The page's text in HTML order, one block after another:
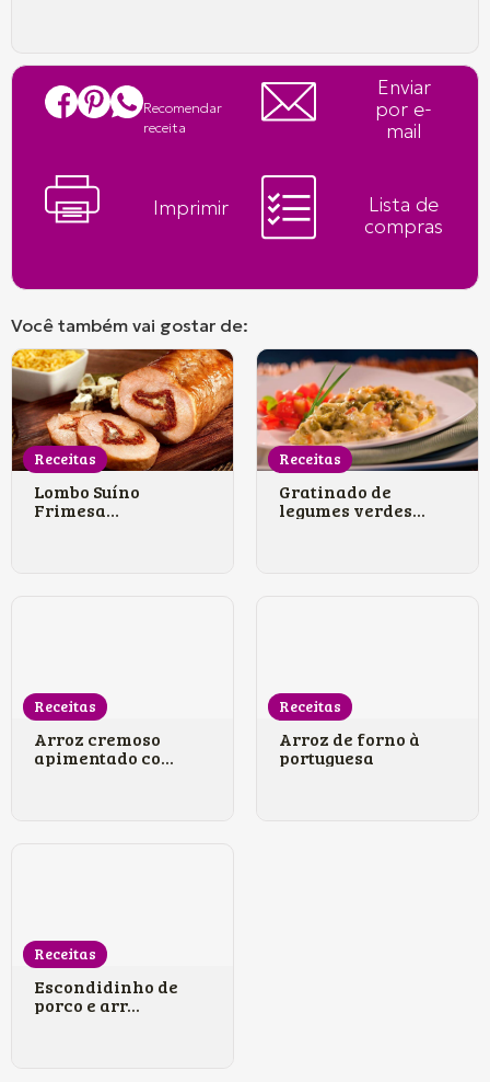
Recomendar
receita
Enviar
por e-
mail
Imprimir
Lista de
compras
Você também vai gostar de:
Receitas
Lombo Suíno
Frimesa
Receitas
Gratinado de
legumes verdes...
Receitas
Arroz cremoso
apimentado co...
Receitas
Arroz de forno à
portuguesa
Receitas
Escondidinho de
porco e arr...